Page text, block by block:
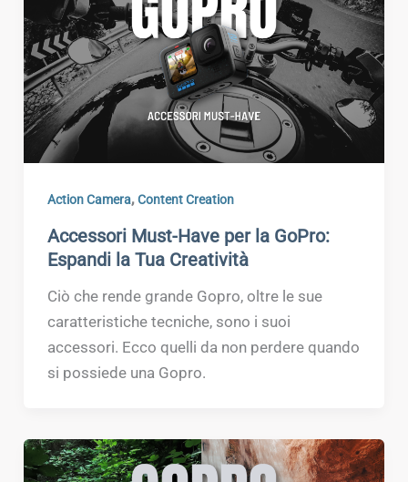
Action Camera,Content Creation
Accessori Must-Have per la GoPro:
Espandi la Tua Creatività
Ciò che rende grande Gopro, oltre le sue
caratteristiche tecniche, sono i suoi
accessori. Ecco quelli da non perdere quando
si possiede una Gopro.